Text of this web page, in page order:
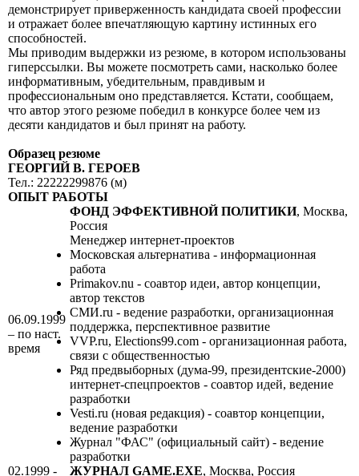
демонстрирует приверженность кандидата своей профессии
и отражает более впечатляющую картину истинных его
способностей.
Мы приводим выдержки из резюме, в котором использованы
гиперссылки. Вы можете посмотреть сами, насколько более
информативным, убедительным, правдивым и
профессиональным оно представляется. Кстати, сообщаем,
что автор этого резюме победил в конкурсе более чем из
десяти кандидатов и был принят на работу.
Образец резюме
ГЕОРГИЙ В. ГЕРОЕВ
Тел.: 22222299876 (м)
ОПЫТ РАБОТЫ
06.09.1999
– по наст.
время
ФОНД ЭФФЕКТИВНОЙ ПОЛИТИКИ, Москва,
Россия
Менеджер интернет-проектов
Московская альтернатива - информационная
работа
Primakov.nu - соавтор идеи, автор концепции,
автор текстов
СМИ.ru - ведение разработки, организационная
поддержка, перспективное развитие
VVP.ru, Elections99.com - организационная работа,
связи с общественностью
Ряд предвыборных (дума-99, президентские-2000)
интернет-спецпроектов - соавтор идей, ведение
разработки
Vesti.ru (новая редакция) - соавтор концепции,
ведение разработки
Журнал "ФАС" (официальный сайт) - ведение
разработки
02.1999 -
ЖУРНАЛ GAME.EXE, Москва, Россия